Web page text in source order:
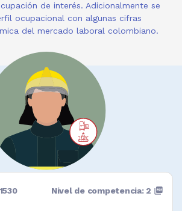
de interés. Adicionalmente se
ocupacional con algunas cifras
del mercado laboral colombiano.
Nivel de competencia: 2 picture_as_pdf